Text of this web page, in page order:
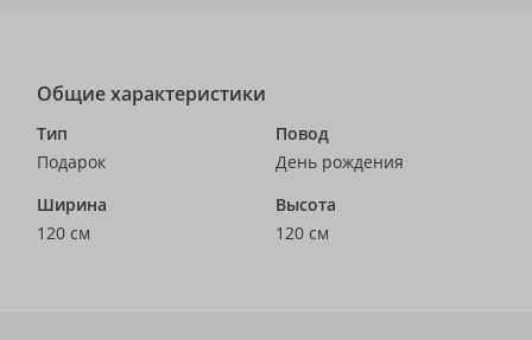
Общие характеристики
Тип
Подарок
Повод
День рождения
Ширина
120 см
Высота
120 см